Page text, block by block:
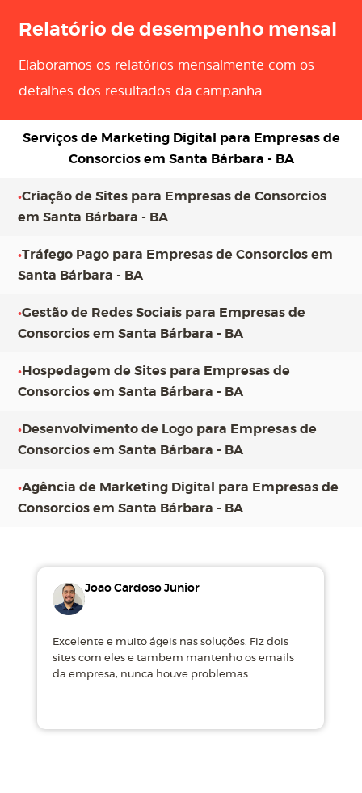
Relatório de desempenho mensal
Elaboramos os relatórios mensalmente com os
detalhes dos resultados da campanha.
Serviços de Marketing Digital para Empresas de
Consorcios em Santa Bárbara - BA
•Criação de Sites para Empresas de Consorcios
em Santa Bárbara - BA
•Tráfego Pago para Empresas de Consorcios em
Santa Bárbara - BA
•Gestão de Redes Sociais para Empresas de
Consorcios em Santa Bárbara - BA
•Hospedagem de Sites para Empresas de
Consorcios em Santa Bárbara - BA
•Desenvolvimento de Logo para Empresas de
Consorcios em Santa Bárbara - BA
•Agência de Marketing Digital para Empresas de
Consorcios em Santa Bárbara - BA
Joao Cardoso Junior
Excelente e muito ágeis nas soluções. Fiz dois
sites com eles e tambem mantenho os emails
da empresa, nunca houve problemas.